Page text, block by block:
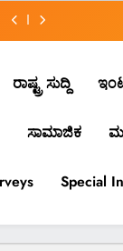
ರಾಷ್ಟ್ರ ಸುದ್ದಿ
ಸಾಮಾಜಿಕ
Special